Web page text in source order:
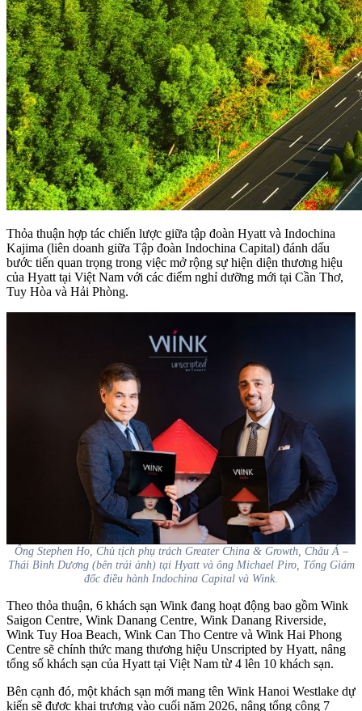
Thỏa thuận hợp tác chiến lược giữa tập đoàn Hyatt và Indochina
Kajima (liên doanh giữa Tập đoàn Indochina Capital) đánh dấu
bước tiến quan trọng trong việc mở rộng sự hiện diện thương hiệu
của Hyatt tại Việt Nam với các điểm nghỉ dưỡng mới tại Cần Thơ,
Tuy Hòa và Hải Phòng.
Ông Stephen Ho, Chủ tịch phụ trách Greater China & Growth, Châu Á –
Thái Bình Dương (bên trái ảnh) tại Hyatt và ông Michael Piro, Tổng Giám
đốc điều hành Indochina Capital và Wink.
Theo thỏa thuận, 6 khách sạn Wink đang hoạt động bao gồm Wink
Saigon Centre, Wink Danang Centre, Wink Danang Riverside,
Wink Tuy Hoa Beach, Wink Can Tho Centre và Wink Hai Phong
Centre sẽ chính thức mang thương hiệu Unscripted by Hyatt, nâng
tổng số khách sạn của Hyatt tại Việt Nam từ 4 lên 10 khách sạn.
Bên cạnh đó, một khách sạn mới mang tên Wink Hanoi Westlake dự
kiến sẽ được khai trương vào cuối năm 2026, nâng tổng cộng 7